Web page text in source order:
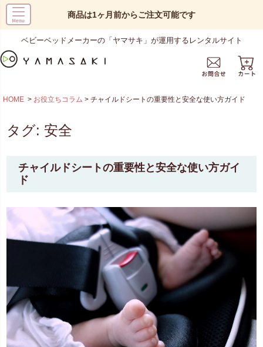
商品は1ヶ月前からご注文可能です
ベビーベッドメーカーの「ヤマサキ」が運用するレンタルサイト
HOME お役立ちコラム チャイルドシートの重要性と安全な使い方ガイド
タグ: 安全
チャイルドシートの重要性と安全な使い方ガイ
ド